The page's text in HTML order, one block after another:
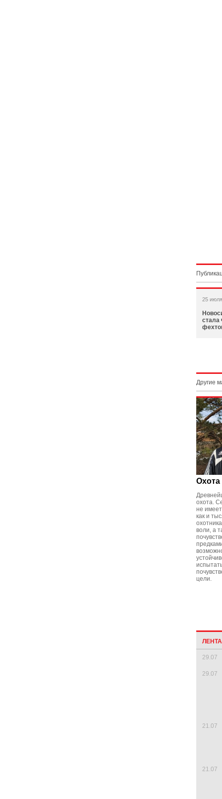
25
стала
Другие
Охота
охота.
не
как и
воли, а
цели.
29.07
29.07
21.07
21.07